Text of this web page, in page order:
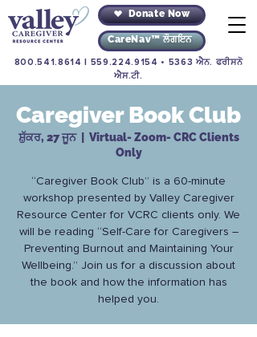
Donate Now
CareNav™ ਲੌਗਇਨ
800.541.8614 559.224.9154 • 5363 ਐਨ. ਫਰੀਸਨੋ
ਐਸ.ਟੀ.
Caregiver Book Club
ਸ਼ੁੱਕਰ, 27 ਜੂਨ
  |
Virtual- Zoom- CRC Clients
Only
“Caregiver Book Club” is a 60-minute
workshop presented by Valley Caregiver
Resource Center for VCRC clients only. We
will be reading “Self-Care for Caregivers –
Preventing Burnout and Maintaining Your
Wellbeing.” Join us for a discussion about
the book and how the information has
helped you.